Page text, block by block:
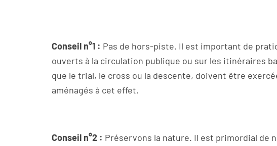
Conseil n°1 : Pas de hors-piste. Il est important de
ouverts à la circulation publique ou sur les itinéraires
que le trial, le cross ou la descente, doivent être
aménagés à cet effet.
Conseil n°2 : Préservons la nature. Il est primordial de